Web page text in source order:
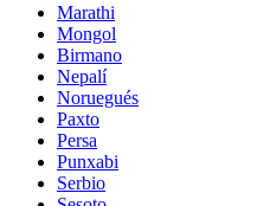
Marathi
Mongol
Birmano
Nepalí
Noruegués
Paxto
Persa
Punxabi
Serbio